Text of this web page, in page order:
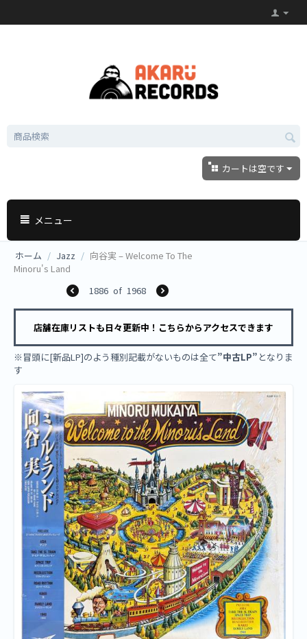
カートは空です
メニュー
ホーム / Jazz / 向谷実 – Welcome To The
Minoru's Land
1886 of 1968
店舗在庫リストも日々更新中！こちらからアクセスできます
※冒頭に[新品LP]のよう種別記載がないものは全て”中古LP” となりま
す